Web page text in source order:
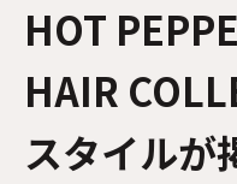
HOT
HAIR
スタイルが